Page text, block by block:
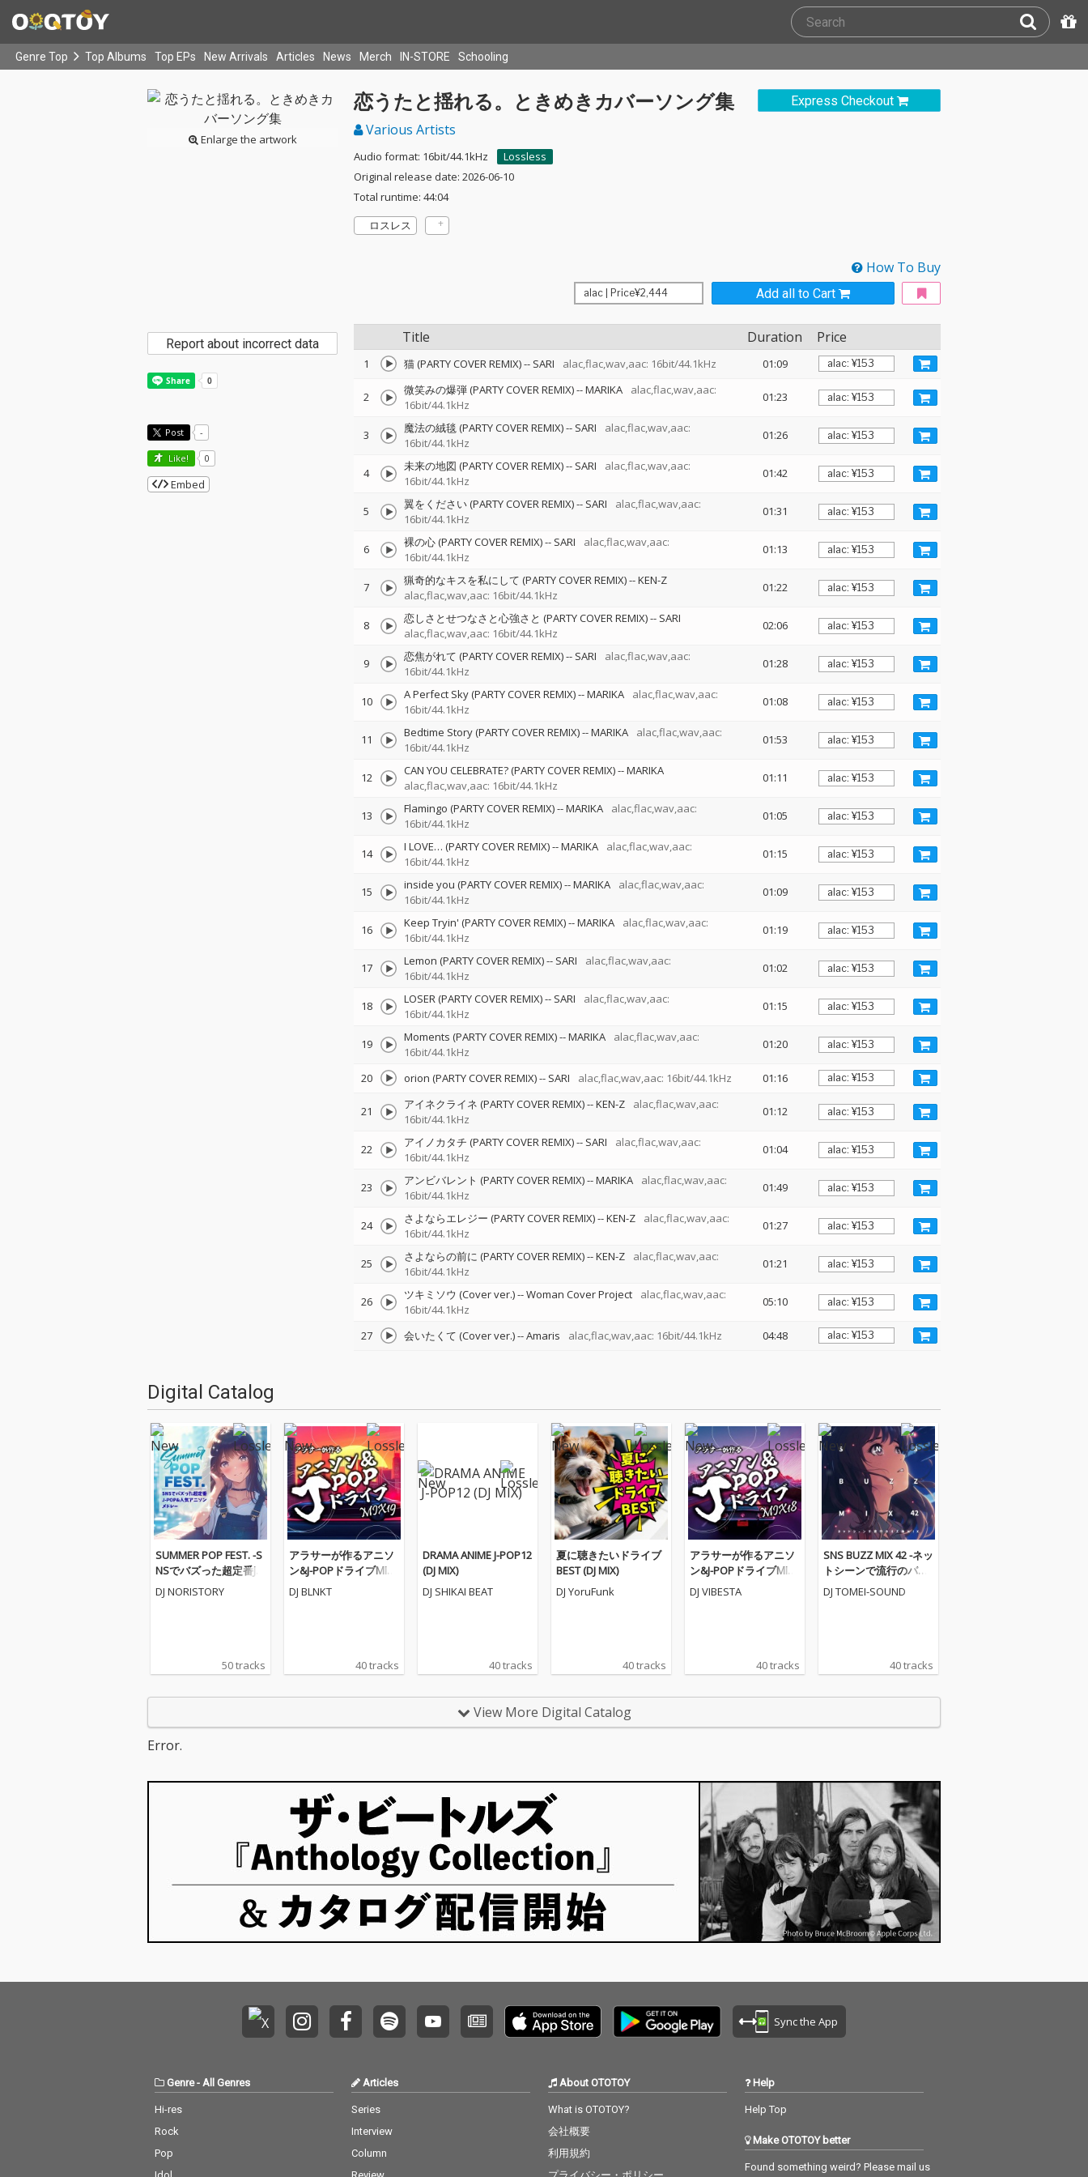
Genre Top Top Albums Top EPs New Arrivals Articles News Merch IN-STORE Schooling
Enlarge the artwork
Express Checkout
恋うたと揺れる。ときめきカバーソング集
Various Artists
Audio format: 16bit/44.1kHz
Lossless
Original release date: 2026-06-10
Total runtime: 44:04
ロスレス
How To Buy
Add all to Cart
Title Duration Price
1 猫 (PARTY COVER REMIX)-- SARI alac,flac,wav,aac: 16bit/44.1kHz 01:09
2 微笑みの爆弾 (PARTY COVER REMIX)--MARIKA
alac,flac,wav,aac:
16bit/44.1kHz
01:23
3 魔法の絨毯 (PARTY COVER REMIX)-- SARI
alac,flac,wav,aac:
16bit/44.1kHz
01:26
4 未来の地図 (PARTY COVER REMIX)-- SARI
alac,flac,wav,aac:
16bit/44.1kHz
01:42
5 翼をください (PARTY COVER REMIX)-- SARI
alac,flac,wav,aac:
16bit/44.1kHz
01:31
6 裸の心 (PARTY COVER REMIX)-- SARI
alac,flac,wav,aac:
16bit/44.1kHz
01:13
7 猟奇的なキスを私にして (PARTY COVER REMIX)--KEN-Z
alac,flac,wav,aac: 16bit/44.1kHz
01:22
8 恋しさとせつなさと心強さと (PARTY COVER REMIX)-- SARI
alac,flac,wav,aac: 16bit/44.1kHz
02:06
9 恋焦がれて (PARTY COVER REMIX)-- SARI
alac,flac,wav,aac:
16bit/44.1kHz
01:28
10 A Perfect Sky (PARTY COVER REMIX)--MARIKA
alac,flac,wav,aac:
16bit/44.1kHz
01:08
11 Bedtime Story (PARTY COVER REMIX)--MARIKA
alac,flac,wav,aac:
16bit/44.1kHz
01:53
12 CAN YOU CELEBRATE? (PARTY COVER REMIX)--MARIKA
alac,flac,wav,aac: 16bit/44.1kHz
01:11
13 Flamingo (PARTY COVER REMIX)--MARIKA
alac,flac,wav,aac:
16bit/44.1kHz
01:05
14 I LOVE… (PARTY COVER REMIX)--MARIKA
alac,flac,wav,aac:
16bit/44.1kHz
01:15
15 inside you (PARTY COVER REMIX)--MARIKA
alac,flac,wav,aac:
16bit/44.1kHz
01:09
16 Keep Tryin' (PARTY COVER REMIX)--MARIKA
alac,flac,wav,aac:
16bit/44.1kHz
01:19
17 Lemon (PARTY COVER REMIX)-- SARI
alac,flac,wav,aac:
16bit/44.1kHz
01:02
18 LOSER (PARTY COVER REMIX)-- SARI
alac,flac,wav,aac:
16bit/44.1kHz
01:15
19 Moments (PARTY COVER REMIX)--MARIKA
alac,flac,wav,aac:
16bit/44.1kHz
01:20
20 orion (PARTY COVER REMIX)-- SARI alac,flac,wav,aac: 16bit/44.1kHz 01:16
21 アイネクライネ (PARTY COVER REMIX)--KEN-Z
alac,flac,wav,aac:
16bit/44.1kHz
01:12
22 アイノカタチ (PARTY COVER REMIX)-- SARI
alac,flac,wav,aac:
16bit/44.1kHz
01:04
23 アンビバレント (PARTY COVER REMIX)--MARIKA
alac,flac,wav,aac:
16bit/44.1kHz
01:49
24 さよならエレジー (PARTY COVER REMIX)--KEN-Z
alac,flac,wav,aac:
16bit/44.1kHz
01:27
25 さよならの前に (PARTY COVER REMIX)--KEN-Z
alac,flac,wav,aac:
16bit/44.1kHz
01:21
26 ツキミソウ (Cover ver.)--Woman Cover Project
alac,flac,wav,aac:
16bit/44.1kHz
05:10
27 会いたくて (Cover ver.)--Amaris alac,flac,wav,aac: 16bit/44.1kHz 04:48
Report about incorrect data
Post -
Like! 0
Embed
Digital Catalog
SUMMER POP FEST. -S
NSでバズった超定番J-P
OP&人気アニソンメド
レー- (DJ MIX)
DJ NORISTORY
50 tracks
アラサーが作るアニソ
ン&J-POPドライブMIX1
9 (DJ MIX)
DJ BLNKT
40 tracks
DRAMA ANIME J-POP12
(DJ MIX)
DJ SHIKAI BEAT
40 tracks
夏に聴きたいドライブ
BEST (DJ MIX)
DJ YoruFunk
40 tracks
アラサーが作るアニソ
ン&J-POPドライブMIX1
8 (DJ MIX)
DJ VIBESTA
40 tracks
SNS BUZZ MIX 42 -ネッ
トシーンで流行のバズ
曲MIX- (DJ MIX)
DJ TOMEI-SOUND
40 tracks
View More Digital Catalog
Error.
Sync the App
Genre- All Genres
Hi-res
Rock
Pop
Articles
Series
Interview
Column
About OTOTOY
What is OTOTOY?
会社概要
利用規約
Help
Help Top
Make OTOTOY better
Found something weird? Please mail us